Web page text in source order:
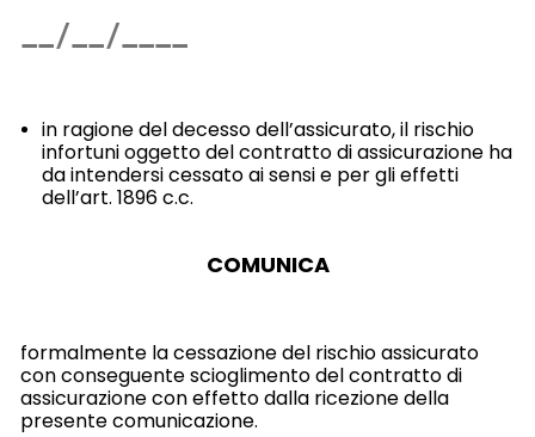
in ragione del decesso dell’assicurato, il rischio
infortuni oggetto del contratto di assicurazione ha
da intendersi cessato ai sensi e per gli effetti
dell’art. 1896 c.c.
COMUNICA
formalmente la cessazione del rischio assicurato
con conseguente scioglimento del contratto di
assicurazione con effetto dalla ricezione della
presente comunicazione.